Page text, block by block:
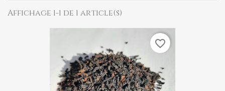
Affichage 1-1 de 1 article(s)
favorite_border